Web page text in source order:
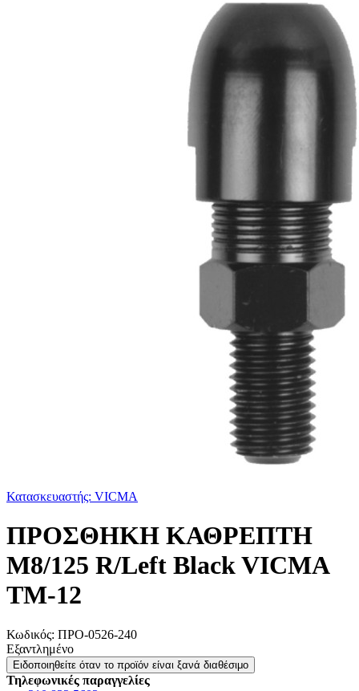
Κατασκευαστής: VICMA
ΠΡΟΣΘΗΚΗ ΚΑΘΡΕΠΤΗ
M8/125 R/Left Black VICMA
TM-12
Κωδικός: ΠΡΟ-0526-240
Εξαντλημένο
Ειδοποιηθείτε όταν το προϊόν είναι ξανά διαθέσιμο
Τηλεφωνικές παραγγελίες